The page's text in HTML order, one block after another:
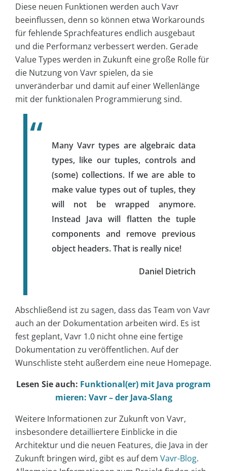
Diese neuen Funktionen werden auch Vavr
beeinflussen, denn so können etwa Workarounds
für fehlende Sprachfeatures endlich ausgebaut
und die Performanz verbessert werden. Gerade
Value Types werden in Zukunft eine große Rolle für
die Nutzung von Vavr spielen, da sie
unveränderbar und damit auf einer Wellenlänge
mit der funktionalen Programmierung sind.
Many Vavr types are algebraic data
types, like our tuples, controls and
(some) collections. If we are able to
make value types out of tuples, they
will not be wrapped anymore.
Instead Java will flatten the tuple
components and remove previous
object headers. That is really nice!
Daniel Dietrich
Abschließend ist zu sagen, dass das Team von Vavr
auch an der Dokumentation arbeiten wird. Es ist
fest geplant, Vavr 1.0 nicht ohne eine fertige
Dokumentation zu veröffentlichen. Auf der
Wunschliste steht außerdem eine neue Homepage.
Lesen Sie auch: Funktional(er) mit Java program
mieren: Vavr – der Java-Slang
Weitere Informationen zur Zukunft von Vavr,
insbesondere detailliertere Einblicke in die
Architektur und die neuen Features, die Java in der
Zukunft bringen wird, gibt es auf dem Vavr-Blog.